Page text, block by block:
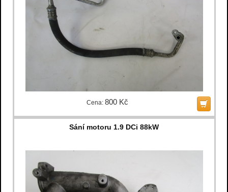
Cena: 800 Kč
Sání motoru 1.9 DCi 88kW